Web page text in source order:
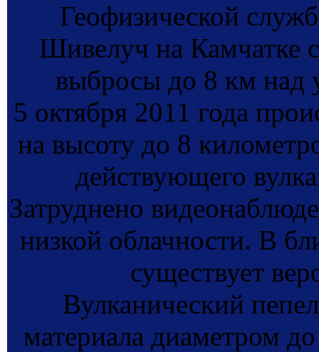
Геофизической
Шивелуч на Камчатке
выбросы до 8 км над
5 октября 2011 года
на высоту до 8
действующего
Затруднено
низкой облачности. В
существует
Вулканический
материала диаметром